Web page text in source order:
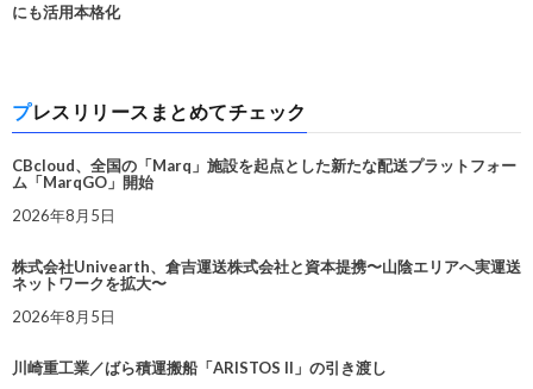
にも活用本格化
プレスリリースまとめてチェック
CBcloud、全国の「Marq」施設を起点とした新たな配送プラットフォー
ム「MarqGO」開始
2026年8月5日
株式会社Univearth、倉吉運送株式会社と資本提携〜山陰エリアへ実運送
ネットワークを拡大〜
2026年8月5日
川崎重工業／ばら積運搬船「ARISTOS II」の引き渡し